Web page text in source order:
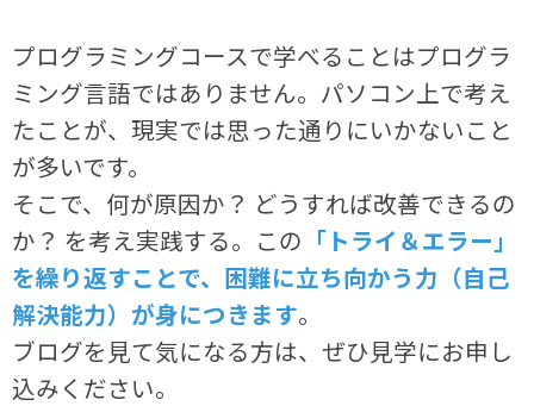
プログラミングコースで学べることはプログラ
ミング言語ではありません。パソコン上で考え
たことが、現実では思った通りにいかないこと
が多いです。
そこで、何が原因か？ どうすれば改善できるの
か？ を考え実践する。この 「トライ＆エラー」
を繰り返すことで、困難に立ち向かう力（自己
解決能力）が身につきます。
ブログを見て気になる方は、ぜひ見学にお申し
込みください。